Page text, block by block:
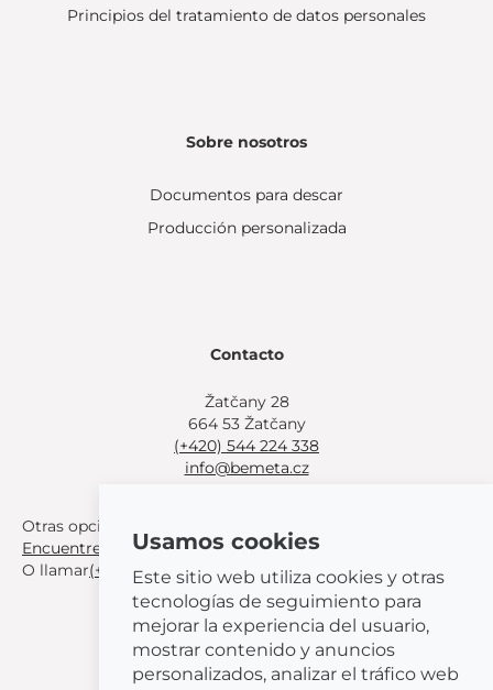
Principios del tratamiento de datos personales
Sobre nosotros
Documentos para descar
Producción personalizada
Contacto
Žatčany 28
664 53 Žatčany
(+420) 544 224 338
info@bemeta.cz
Otras opciones de compra:
Encuentre un distribuidor cerca de usted
O llamar(+420) 544 224 338.
Usamos cookies
Este sitio web utiliza cookies y otras
tecnologías de seguimiento para
mejorar la experiencia del usuario,
mostrar contenido y anuncios
personalizados, analizar el tráfico web